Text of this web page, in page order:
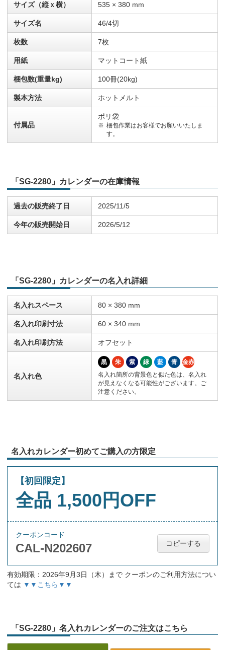
サイズ（縦ｘ横） 535 × 380 mm
サイズ名 46/4切
枚数 7枚
用紙 マットコート紙
梱包数(重量kg) 100冊(20kg)
製本方法 ホットメルト
付属品
ポリ袋
梱包作業はお客様でお願いいたしま
す。
「SG-2280」カレンダーの在庫情報
過去の販売終了日 2025/11/5
今年の販売開始日 2026/5/12
「SG-2280」カレンダーの名入れ詳細
名入れスペース 80 × 380 mm
名入れ印刷寸法 60 × 340 mm
名入れ印刷方法 オフセット
名入れ色
黒 朱 紫 緑 藍 青
金赤
名入れ箇所の背景色と似た色は、名入れ
が見えなくなる可能性がございます。ご
注意ください。
名入れカレンダー初めてご購入の方限定
【初回限定】
全品 1,500円OFF
クーポンコード
CAL-N202607 コピーする
有効期限：2026年9月3日（木）まで クーポンのご利用方法につい
ては ▼▼こちら▼▼
「SG-2280」名入れカレンダーのご注文はこちら